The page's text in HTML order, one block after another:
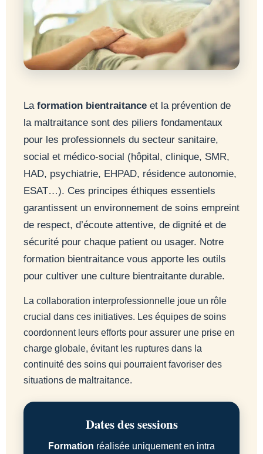
La formation bientraitance et la prévention de
la maltraitance sont des piliers fondamentaux
pour les professionnels du secteur sanitaire,
social et médico-social (hôpital, clinique, SMR,
HAD, psychiatrie, EHPAD, résidence autonomie,
ESAT…). Ces principes éthiques essentiels
garantissent un environnement de soins empreint
de respect, d’écoute attentive, de dignité et de
sécurité pour chaque patient ou usager. Notre
formation bientraitance vous apporte les outils
pour cultiver une culture bientraitante durable.
La collaboration interprofessionnelle joue un rôle
crucial dans ces initiatives. Les équipes de soins
coordonnent leurs efforts pour assurer une prise en
charge globale, évitant les ruptures dans la
continuité des soins qui pourraient favoriser des
situations de maltraitance.
Dates des sessions
Formation réalisée uniquement en intra